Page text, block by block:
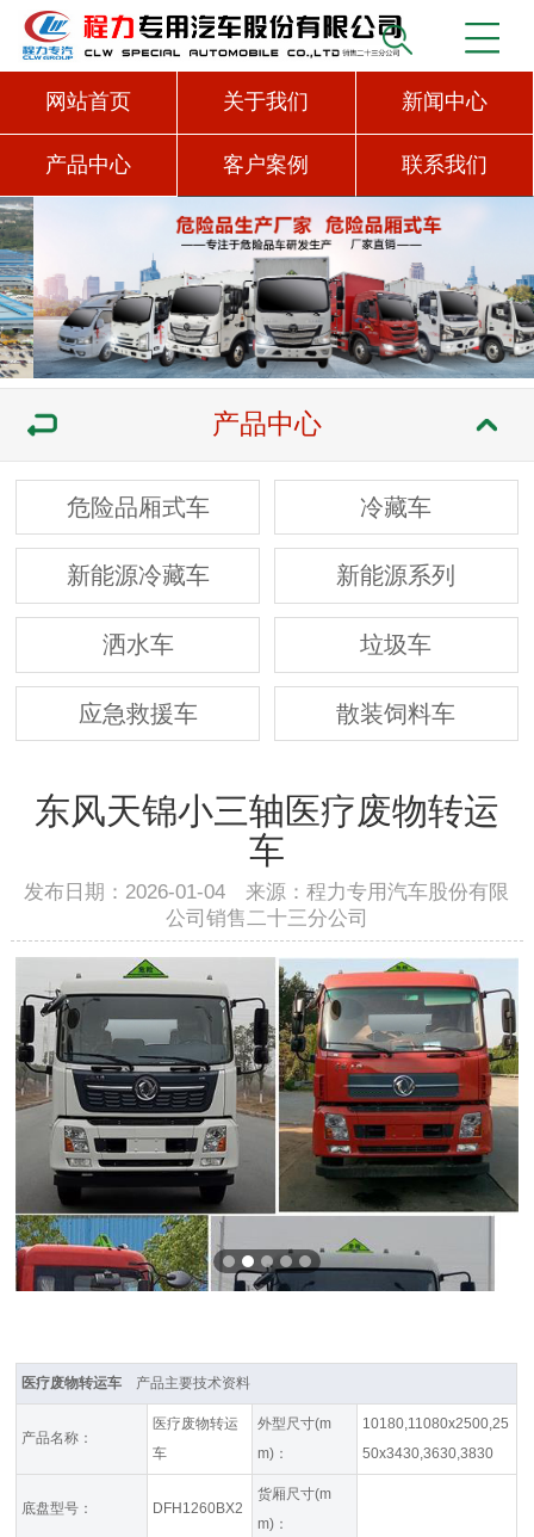
网站首页 关于我们 新闻中心
产品中心 客户案例 联系我们
产品中心
危险品厢式车 冷藏车
新能源冷藏车 新能源系列
洒水车 垃圾车
应急救援车 散装饲料车
东风天锦小三轴医疗废物转运
车
发布日期：2026-01-04 来源：程力专用汽车股份有限
公司销售二十三分公司
医疗废物转运车 产品主要技术资料
产品名称：
医疗废物转运
车
外型尺寸(m
m)：
10180,11080x2500,25
50x3430,3630,3830
底盘型号： DFH1260BX2
货厢尺寸(m
m)：